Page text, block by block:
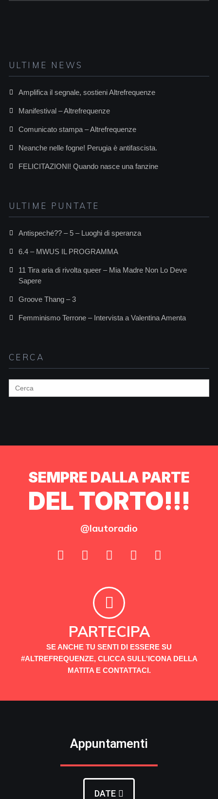
ULTIME NEWS
Amplifica il segnale, sostieni Altrefrequenze
Manifestival – Altrefrequenze
Comunicato stampa – Altrefrequenze
Neanche nelle fogne! Perugia è antifascista.
FELICITAZIONI! Quando nasce una fanzine
ULTIME PUNTATE
Antispeché?? – 5 – Luoghi di speranza
6.4 – MWUS IL PROGRAMMA
11 Tira aria di rivolta queer – Mia Madre Non Lo Deve
Sapere
Groove Thang – 3
Femminismo Terrone – Intervista a Valentina Amenta
CERCA
Search
for:
SEMPRE DALLA PARTE
DEL TORTO!!!
@lautoradio
PARTECIPA
SE ANCHE TU SENTI DI ESSERE SU
#ALTREFREQUENZE, CLICCA SULL'ICONA DELLA
MATITA E CONTATTACI.
Appuntamenti
DATE